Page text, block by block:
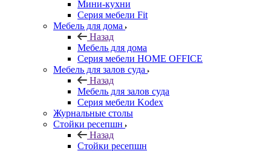
Мини-кухни
Серия мебели Fit
Мебель для дома
Назад
Мебель для дома
Серия мебели HOME OFFICE
Мебель для залов суда
Назад
Мебель для залов суда
Серия мебели Kodex
Журнальные столы
Стойки ресепшн
Назад
Стойки ресепшн